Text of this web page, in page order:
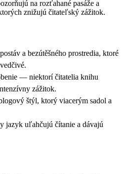
na rozťahané pasáže a
znižujú čitateľský zážitok.
a bezútěšného prostredia, ktoré
— niektorí čitatelia knihu
zážitok.
štýl, ktorý viacerým sadol a
jazyk uľahčujú čítanie a dávajú